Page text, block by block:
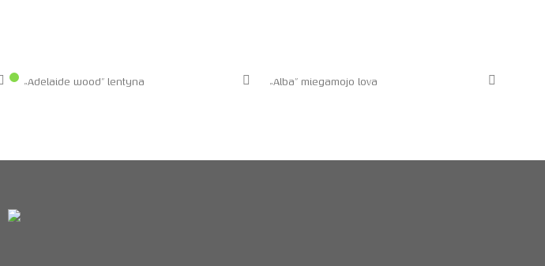
„Adelaide wood” lentyna „Alba” miegamojo lova